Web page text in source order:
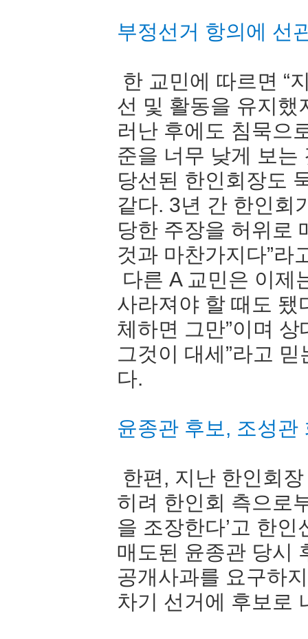
부정선거 항의에 선
한 교민에 따르면 “
선 및 활동을 유지했
러난 후에도 침묵으
준을 너무 낮게 보는
당선된 한인회장도
같다. 3년 간 한인회
당한 주장을 허위로
것과 마찬가지다”
다른 A 교민은 이제
사라져야 할 때도 됐
체하면 그만”이며
그것이 대세”라고
다.
윤종관 후보, 조성관
한편, 지난 한인회
히려 한인회 측으로
을 조장한다’고 한
매도된 윤종관 당시
공개사과를 요구하
차기 선거에 후보로